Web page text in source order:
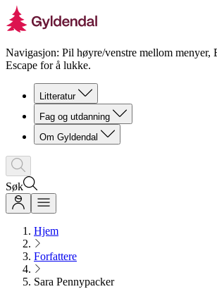
Navigasjon: Pil høyre/venstre mellom menyer,
Escape for å lukke.
Litteratur
Fag og utdanning
Om Gyldendal
Søk
Hjem
Forfattere
Sara Pennypacker